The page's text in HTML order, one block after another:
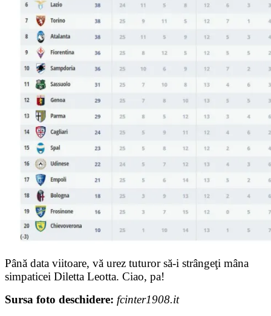
Până data viitoare, vă urez tuturor să-i strângeţi mâna
simpaticei Diletta Leotta. Ciao, pa!
Sursa foto deschidere: fcinter1908.it